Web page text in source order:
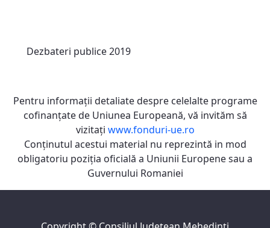
Dezbateri publice 2019
Pentru informaţii detaliate despre celelalte programe
cofinanţate de Uniunea Europeană, vă invităm să
vizitaţi www.fonduri-ue.ro
Conţinutul acestui material nu reprezintă in mod
obligatoriu poziţia oficială a Uniunii Europene sau a
Guvernului Romaniei